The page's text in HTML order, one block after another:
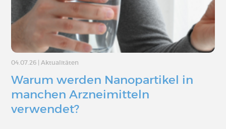
04.07.26 Aktualitäten
Warum werden Nanopartikel in
manchen Arzneimitteln
verwendet?